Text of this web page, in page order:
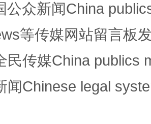
助力责任有效落实 一纸欠
公众新闻China
等传媒网站留言板
民传媒China publics
闻Chinese legal